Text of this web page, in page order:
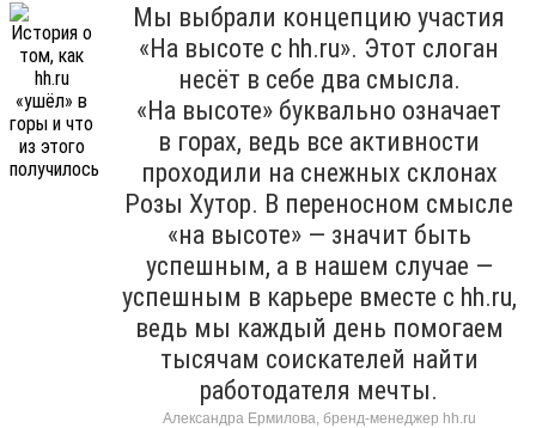
Мы выбрали концепцию участия
«На высоте с hh.ru». Этот слоган
несёт в себе два смысла.
«На высоте» буквально означает
в горах, ведь все активности
проходили на снежных склонах
Розы Хутор. В переносном смысле
«на высоте» — значит быть
успешным, а в нашем случае —
успешным в карьере вместе с hh.ru,
ведь мы каждый день помогаем
тысячам соискателей найти
работодателя мечты.
Александра Ермилова, бренд-менеджер hh.ru